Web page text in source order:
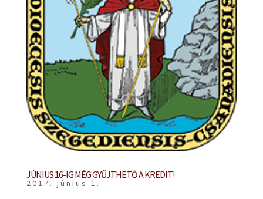
JÚNIUS 16-IG MÉG GYŰJTHETŐ A KREDIT!
2017. június 1.